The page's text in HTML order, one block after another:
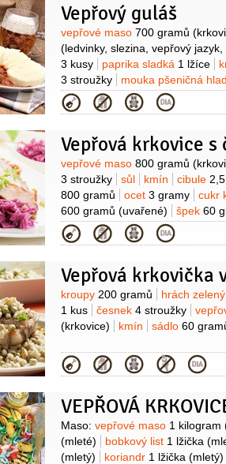
Vepřový guláš
Suroviny
vepřové maso 700 gramů
(ledvinky, slezina, vepřový
3 kusy
paprika sladká 1 lžíce
3 stroužky
mouka pšeničná
Kategorie
Suroviny
vepřové maso 800 gramů
3 stroužky
sůl kmín cibule
800 gramů
ocet 3 gramy cukr
600 gramů (uvařené) špek 60
200 gramů
vejce 1 kus
Kategorie
Vepřová krkovička
Suroviny
kroupy 200 gramů hrách zelený
1 kus
česnek 4 stroužky
(krkovice)
kmín sádlo 60
Kategorie
Suroviny
Maso: vepřové maso 1 kilogram
(mleté)
bobkový list 1 lžička
(mletý)
koriandr 1 lžička (mletý)